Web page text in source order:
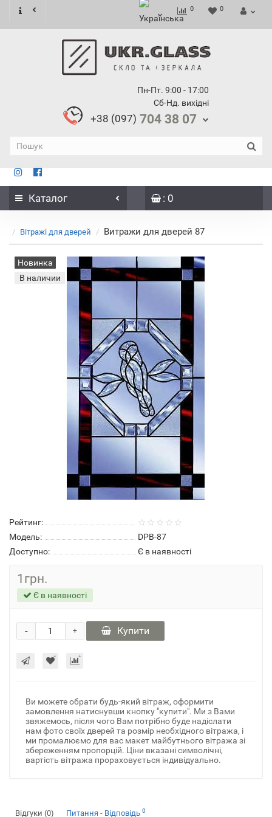
0 0
Пн-Пт. 9:00 - 17:00
Сб-Нд. вихідні
+38 (097) 704 38 07
Каталог : 0
Вітражі для дверей Витражи для дверей 87
Новинка
В наличии
Рейтинг:
Модель:
DPB-87
Доступно:
Є в наявності
1грн.
Є в наявності
+
- Купити
Ви можете обрати будь-який вітраж, оформити
замовлення натиснувши кнопку "купити". Ми з Вами
звяжемось, після чого Вам потрібно буде надіслати
нам фото своїх дверей та розмір необхідного вітража, і
ми промалюємо для вас макет майбутнього вітража зі
збереженням пропорцій. Ціни вказані символічні,
вартість вітража прораховується індивідуально.
Відгуки (0) Питання - Відповідь 0